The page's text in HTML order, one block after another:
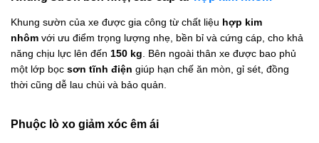
Khung sườn của xe được gia công từ chất liệu hợp kim
nhôm với ưu điểm trọng lượng nhẹ, bền bỉ và cứng cáp, cho khả
năng chịu lực lên đến 150 kg . Bên ngoài thân xe được bao phủ
một lớp bọc sơn tĩnh điện giúp hạn chế ăn mòn, gỉ sét, đồng
thời cũng dễ lau chùi và bảo quản.
Phuộc lò xo giảm xóc êm ái